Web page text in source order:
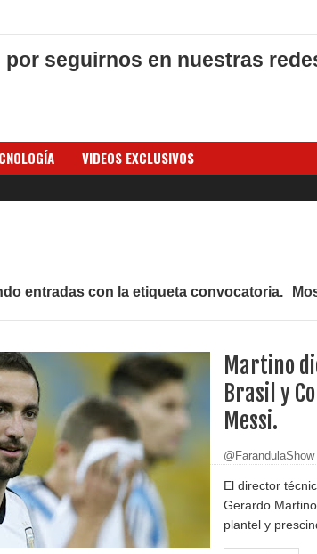
por seguirnos en nuestras
VIDEOS EXCLUSIVOS
entradas con la etiquetaconvocatoria.
Martino
Brasil y
Messi.
@FarandulaShow
El director
Gerardo
plantel y